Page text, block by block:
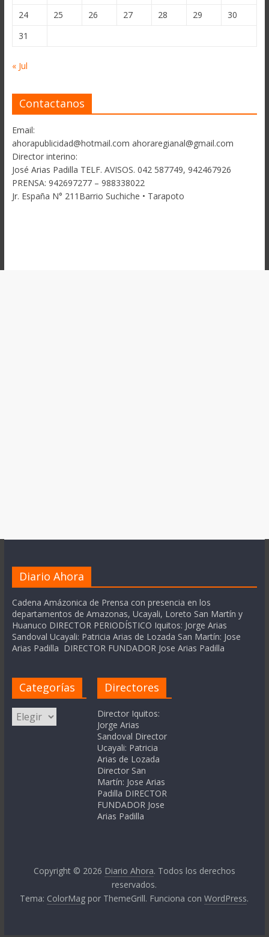
24
25 26 27 28 29
30
31
« Jul
Contactanos
Email:
ahorapublicidad@hotmail.com ahoraregianal@gmail.com
Director interino:
José Arias Padilla TELF. AVISOS. 042 587749, 942467926
PRENSA: 942697277 – 988338022
Jr. España N° 211Barrio Suchiche • Tarapoto
Diario Ahora
Cadena Amázonica de Prensa con presencia en los
departamentos de Amazonas, Ucayali, Loreto San Martín y
Huanuco DIRECTOR PERIODÍSTICO Iquitos: Jorge Arias
Sandoval Ucayali: Patricia Arias de Lozada San Martín: Jose
Arias Padilla DIRECTOR FUNDADOR Jose Arias Padilla
Categorías
Categorías
Directores
Director Iquitos:
Jorge Arias
Sandoval Director
Ucayali: Patricia
Arias de Lozada
Director San
Martín: Jose Arias
Padilla DIRECTOR
FUNDADOR Jose
Arias Padilla
Copyright © 2026 Diario Ahora. Todos los derechos
reservados.
Tema: ColorMag por ThemeGrill. Funciona conWordPress.